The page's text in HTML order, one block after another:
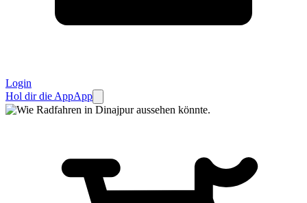
Login
Hol dir die AppApp